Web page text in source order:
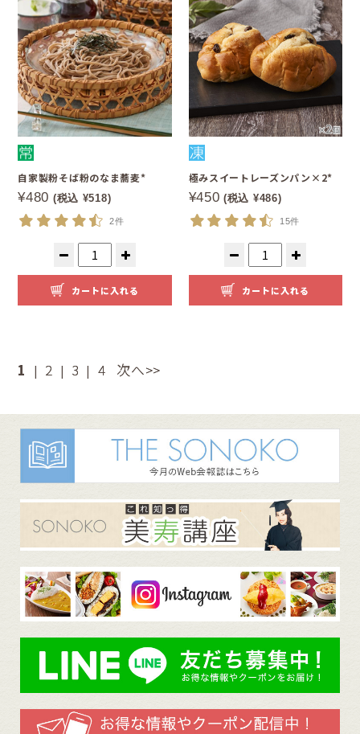
自家製粉そば粉のなま蕎麦*
¥480 (税込 ¥518)
2件
カートに入れる
極みスイートレーズンパン×2*
¥450 (税込 ¥486)
15件
カートに入れる
1 | 2 | 3 | 4 次へ>>